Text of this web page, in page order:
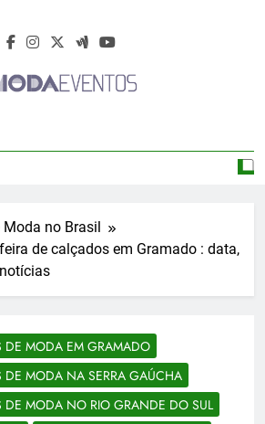
– Desfiles
De Moda
2026
De Moda 2026 – Feiras De Moda No
Moda no Brasil
de calçados em Gramado : data,
DE MODA EM GRAMADO
DE MODA NA SERRA GAÚCHA
DE MODA NO RIO GRANDE DO SUL